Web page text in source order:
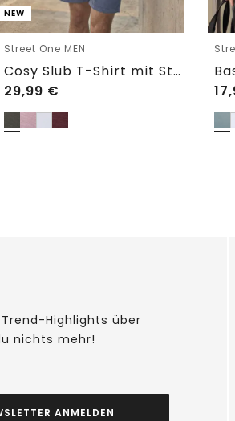
NEW
Street One MEN
Cosy Slub T-Shirt mit Struktur
29,99 €
Highlights über
nichts mehr!
ANMELDEN